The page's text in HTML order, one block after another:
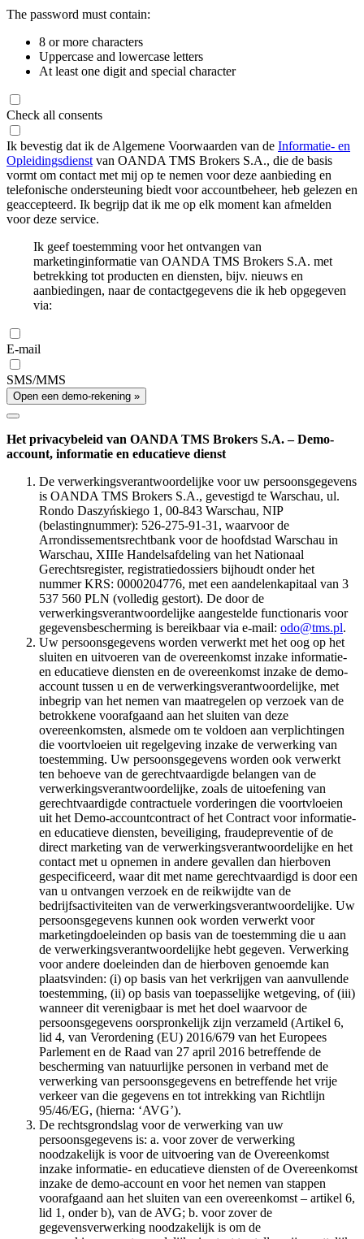
The password must contain:
8 or more characters
Uppercase and lowercase letters
At least one digit and special character
Check all consents
Ik bevestig dat ik de Algemene Voorwaarden van de Informatie- en
Opleidingsdienst van OANDA TMS Brokers S.A., die de basis
vormt om contact met mij op te nemen voor deze aanbieding en
telefonische ondersteuning biedt voor accountbeheer, heb gelezen en
geaccepteerd. Ik begrijp dat ik me op elk moment kan afmelden
voor deze service.
Ik geef toestemming voor het ontvangen van
marketinginformatie van OANDA TMS Brokers S.A. met
betrekking tot producten en diensten, bijv. nieuws en
aanbiedingen, naar de contactgegevens die ik heb opgegeven
via:
E-mail
SMS/MMS
Open een demo-rekening »
Het privacybeleid van OANDA TMS Brokers S.A. – Demo-
account, informatie en educatieve dienst
De verwerkingsverantwoordelijke voor uw persoonsgegevens
is OANDA TMS Brokers S.A., gevestigd te Warschau, ul.
Rondo Daszyńskiego 1, 00-843 Warschau, NIP
(belastingnummer): 526-275-91-31, waarvoor de
Arrondissementsrechtbank voor de hoofdstad Warschau in
Warschau, XIIIe Handelsafdeling van het Nationaal
Gerechtsregister, registratiedossiers bijhoudt onder het
nummer KRS: 0000204776, met een aandelenkapitaal van 3
537 560 PLN (volledig gestort). De door de
verwerkingsverantwoordelijke aangestelde functionaris voor
gegevensbescherming is bereikbaar via e-mail: odo@tms.pl.
Uw persoonsgegevens worden verwerkt met het oog op het
sluiten en uitvoeren van de overeenkomst inzake informatie-
en educatieve diensten en de overeenkomst inzake de demo-
account tussen u en de verwerkingsverantwoordelijke, met
inbegrip van het nemen van maatregelen op verzoek van de
betrokkene voorafgaand aan het sluiten van deze
overeenkomsten, alsmede om te voldoen aan verplichtingen
die voortvloeien uit regelgeving inzake de verwerking van
toestemming. Uw persoonsgegevens worden ook verwerkt
ten behoeve van de gerechtvaardigde belangen van de
verwerkingsverantwoordelijke, zoals de uitoefening van
gerechtvaardigde contractuele vorderingen die voortvloeien
uit het Demo-accountcontract of het Contract voor informatie-
en educatieve diensten, beveiliging, fraudepreventie of de
direct marketing van de verwerkingsverantwoordelijke en het
contact met u opnemen in andere gevallen dan hierboven
gespecificeerd, waar dit met name gerechtvaardigd is door een
van u ontvangen verzoek en de reikwijdte van de
bedrijfsactiviteiten van de verwerkingsverantwoordelijke. Uw
persoonsgegevens kunnen ook worden verwerkt voor
marketingdoeleinden op basis van de toestemming die u aan
de verwerkingsverantwoordelijke hebt gegeven. Verwerking
voor andere doeleinden dan de hierboven genoemde kan
plaatsvinden: (i) op basis van het verkrijgen van aanvullende
toestemming, (ii) op basis van toepasselijke wetgeving, of (iii)
wanneer dit verenigbaar is met het doel waarvoor de
persoonsgegevens oorspronkelijk zijn verzameld (Artikel 6,
lid 4, van Verordening (EU) 2016/679 van het Europees
Parlement en de Raad van 27 april 2016 betreffende de
bescherming van natuurlijke personen in verband met de
verwerking van persoonsgegevens en betreffende het vrije
verkeer van die gegevens en tot intrekking van Richtlijn
95/46/EG, (hierna: ‘AVG’).
De rechtsgrondslag voor de verwerking van uw
persoonsgegevens is: a. voor zover de verwerking
noodzakelijk is voor de uitvoering van de Overeenkomst
inzake informatie- en educatieve diensten of de Overeenkomst
inzake de demo-account en voor het nemen van stappen
voorafgaand aan het sluiten van een overeenkomst – artikel 6,
lid 1, onder b), van de AVG; b. voor zover de
gegevensverwerking noodzakelijk is om de